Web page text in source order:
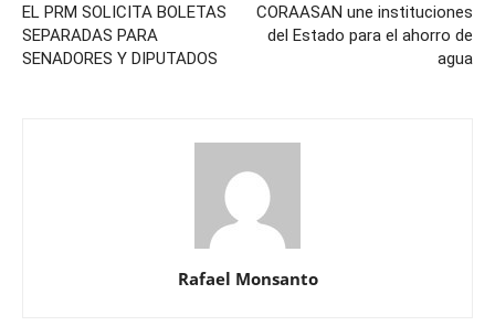
EL PRM SOLICITA BOLETAS
SEPARADAS PARA
SENADORES Y DIPUTADOS
CORAASAN une instituciones
del Estado para el ahorro de
agua
Rafael Monsanto